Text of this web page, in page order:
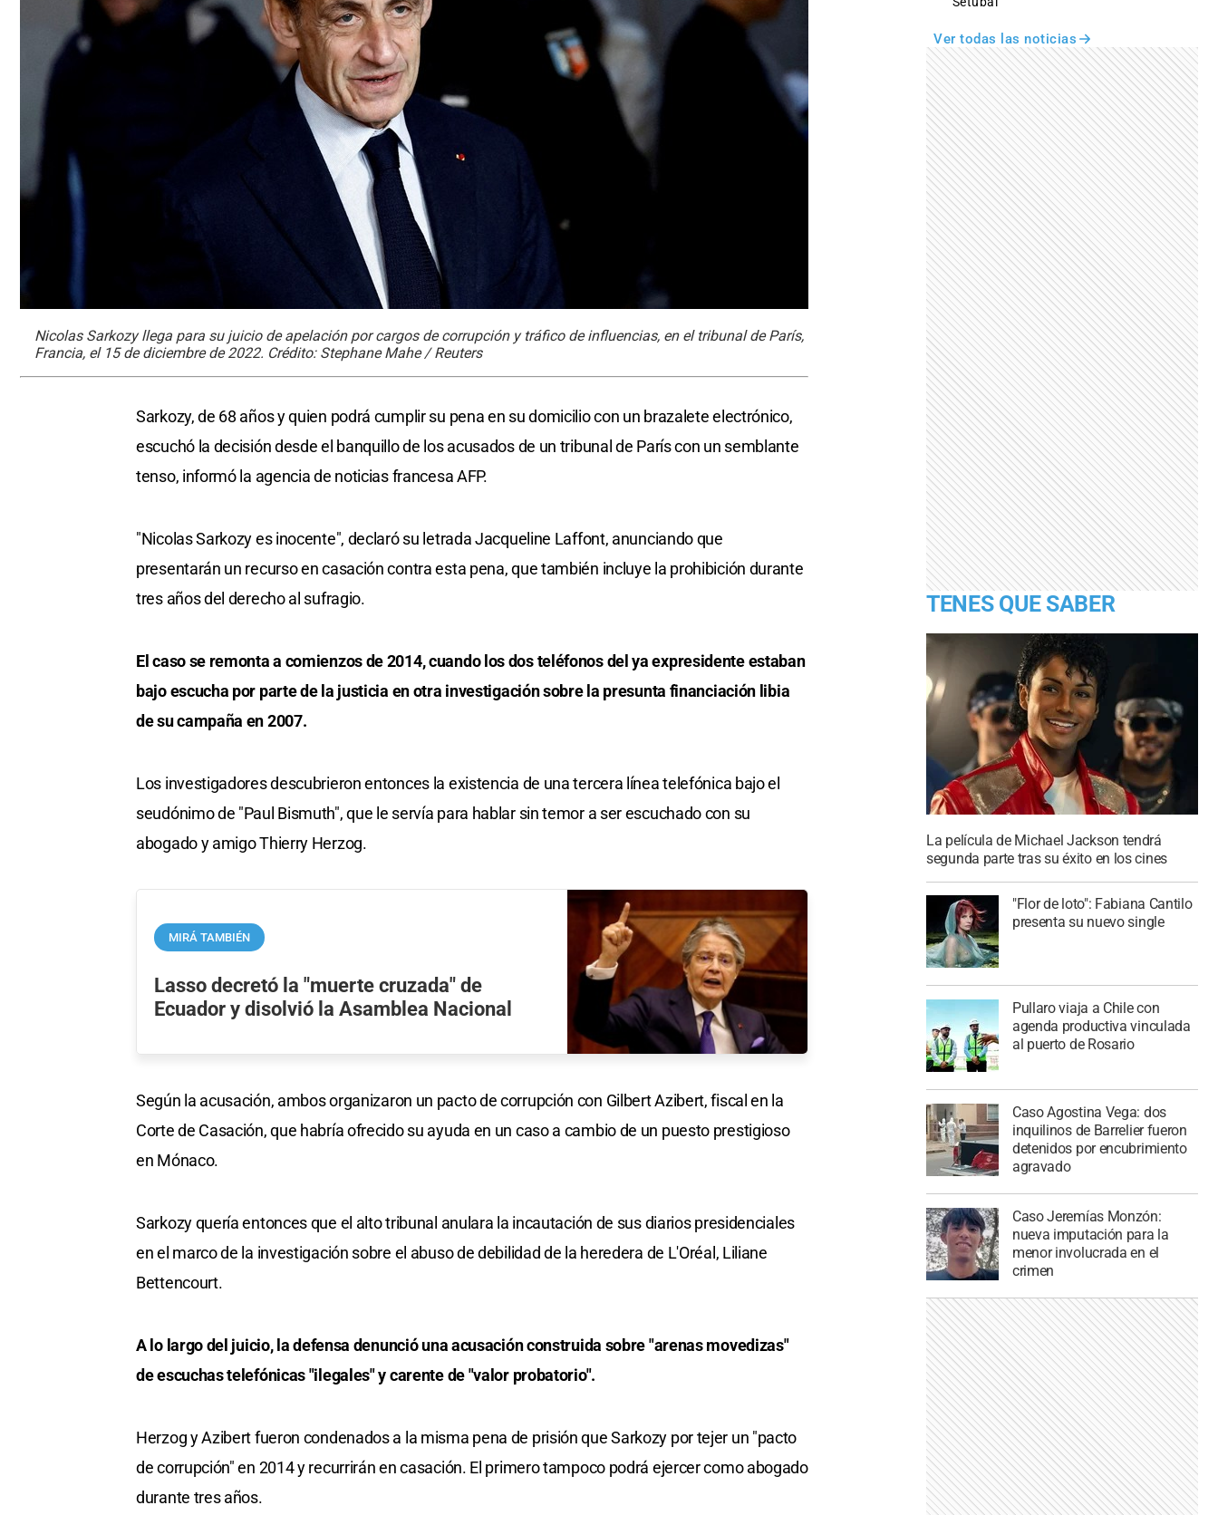
Nicolas Sarkozy llega para su juicio de apelación por cargos de corrupción y tráfico de influencias, en el tribunal de París,
Francia, el 15 de diciembre de 2022. Crédito: Stephane Mahe / Reuters
Sarkozy, de 68 años y quien podrá cumplir su pena en su domicilio con un brazalete electrónico,
escuchó la decisión desde el banquillo de los acusados de un tribunal de París con un semblante
tenso, informó la agencia de noticias francesa AFP.
"Nicolas Sarkozy es inocente", declaró su letrada Jacqueline Laffont, anunciando que
presentarán un recurso en casación contra esta pena, que también incluye la prohibición durante
tres años del derecho al sufragio.
El caso se remonta a comienzos de 2014, cuando los dos teléfonos del ya expresidente estaban
bajo escucha por parte de la justicia en otra investigación sobre la presunta financiación libia
de su campaña en 2007.
Los investigadores descubrieron entonces la existencia de una tercera línea telefónica bajo el
seudónimo de "Paul Bismuth", que le servía para hablar sin temor a ser escuchado con su
abogado y amigo Thierry Herzog.
MIRÁ TAMBIÉN
Lasso decretó la "muerte cruzada" de
Ecuador y disolvió la Asamblea Nacional
Según la acusación, ambos organizaron un pacto de corrupción con Gilbert Azibert, fiscal en la
Corte de Casación, que habría ofrecido su ayuda en un caso a cambio de un puesto prestigioso
en Mónaco.
Sarkozy quería entonces que el alto tribunal anulara la incautación de sus diarios presidenciales
en el marco de la investigación sobre el abuso de debilidad de la heredera de L'Oréal, Liliane
Bettencourt.
A lo largo del juicio, la defensa denunció una acusación construida sobre "arenas movedizas"
de escuchas telefónicas "ilegales" y carente de "valor probatorio".
Herzog y Azibert fueron condenados a la misma pena de prisión que Sarkozy por tejer un "pacto
de corrupción" en 2014 y recurrirán en casación. El primero tampoco podrá ejercer como abogado
durante tres años.
Ver todas las noticias
TENES QUE SABER
La película de Michael Jackson tendrá
segunda parte tras su éxito en los cines
"Flor de loto": Fabiana Cantilo
presenta su nuevo single
Pullaro viaja a Chile con
agenda productiva vinculada
al puerto de Rosario
Caso Agostina Vega: dos
inquilinos de Barrelier fueron
detenidos por encubrimiento
agravado
Caso Jeremías Monzón:
nueva imputación para la
menor involucrada en el
crimen